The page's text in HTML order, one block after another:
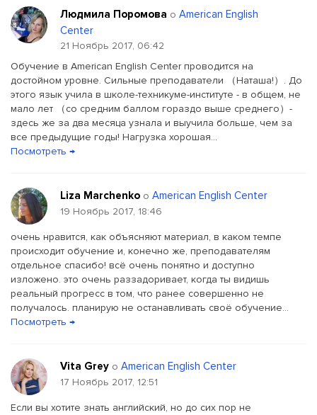
Людмила Поромова о American English
Center
21 Ноябрь 2017, 06:42
Обучение в American English Center проводится на
достойном уровне. Сильные преподаватели （Наташа!）. До
этого язык учила в школе-техникуме-институте - в общем, не
мало лет （со средним баллом гораздо выше среднего）-
здесь же за два месяца узнала и выучила больше, чем за
все предыдущие годы! Нагрузка хорошая...
Посмотреть →
Liza Marchenko о American English Center
19 Ноябрь 2017, 18:46
очень нравится, как объясняют материал, в каком темпе
происходит обучение и, конечно же, преподавателям
отдельное спасибо! всё очень понятно и доступно
изложено. это очень раззадоривает, когда ты видишь
реальный прогресс в том, что ранее совершенно не
получалось. планирую не останавливать своё обучение...
Посмотреть →
Vita Grey о American English Center
17 Ноябрь 2017, 12:51
Если вы хотите знать английский, но до сих пор не